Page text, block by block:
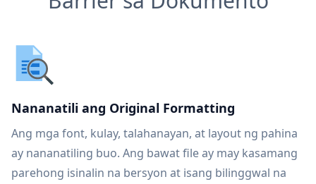
Nananatili ang Original Formatting
Ang mga font, kulay, talahanayan, at layout ng pahina
ay nananatiling buo. Ang bawat file ay may kasamang
parehong isinalin na bersyon at isang bilinggwal na